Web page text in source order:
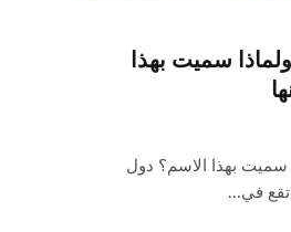
سميت بهذا
سميت بهذا الاسم؟ دول
تقع في…